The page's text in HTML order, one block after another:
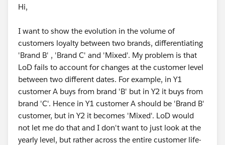
Hi,
I want to show the evolution in the volume of
customers loyalty between two brands, differentiating
'Brand B' , 'Brand C' and 'Mixed'. My problem is that
LoD fails to account for changes at the customer level
between two different dates. For example, in Y1
customer A buys from brand 'B' but in Y2 it buys from
brand 'C'. Hence in Y1 customer A should be 'Brand B'
customer, but in Y2 it becomes 'Mixed'. LoD would
not let me do that and I don't want to just look at the
yearly level, but rather across the entire customer life-